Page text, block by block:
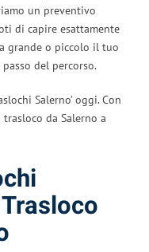
un preventivo
di capire esattamente
grande o piccolo il tuo
del percorso.
Salerno’ oggi. Con
da Salerno a